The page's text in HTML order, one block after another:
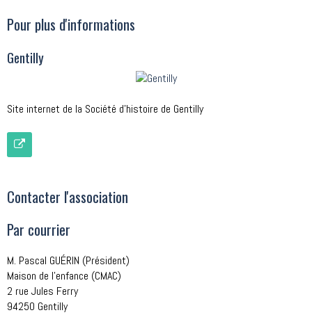
Pour plus d'informations
Gentilly
Site internet de la Société d'histoire de Gentilly
Contacter l'association
Par courrier
M. Pascal GUÉRIN (Président)
Maison de l'enfance (CMAC)
2 rue Jules Ferry
94250 Gentilly